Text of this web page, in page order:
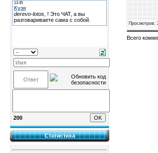
200
Статистика
Просмотров:
Всего